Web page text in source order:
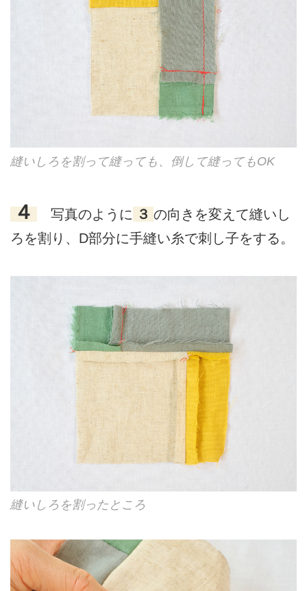
縫いしろを割って縫っても、倒して縫ってもOK
４ 写真のように ３ の向きを変えて縫いし
ろを割り、D部分に手縫い糸で刺し子をする。
縫いしろを割ったところ